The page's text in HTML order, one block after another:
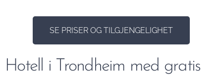
SE PRISER OG TILGJENGELIGHET
Hotell i Trondheim med gratis